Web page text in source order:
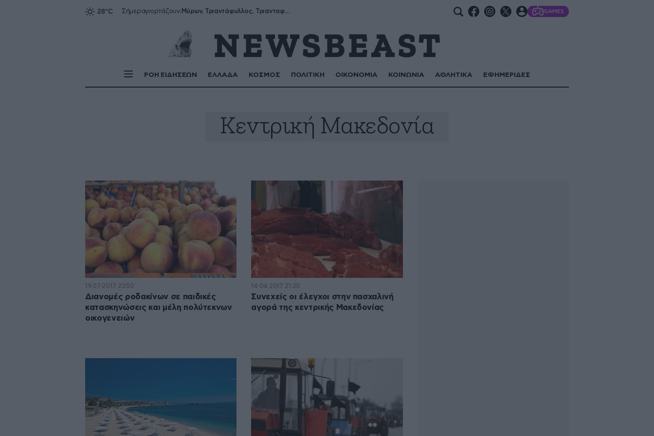
Σήμεραγιορτάζουν: Μύρων, Τριαντάφυλλος, Τριανταφυλλιά, Φυλλιώ, Ρόζα GAMES
ΡΟΗ ΕΙΔΗΣΕΩΝ ΕΛΛΑΔΑ ΚΟΣΜΟΣ ΠΟΛΙΤΙΚΗ ΟΙΚΟΝΟΜΙΑ ΚΟΙΝΩΝΙΑ ΑΘΛΗΤΙΚΑ ΕΦΗΜΕΡΙΔΕΣ
Κεντρική Μακεδονία
19·07·2017 23:50
Διανομές ροδακίνων σε παιδικές
κατασκηνώσεις και μέλη πολύτεκνων
οικογενειών
14·04·2017 21:20
Συνεχείς οι έλεγχοι στην πασχαλινή
αγορά της κεντρικής Μακεδονίας